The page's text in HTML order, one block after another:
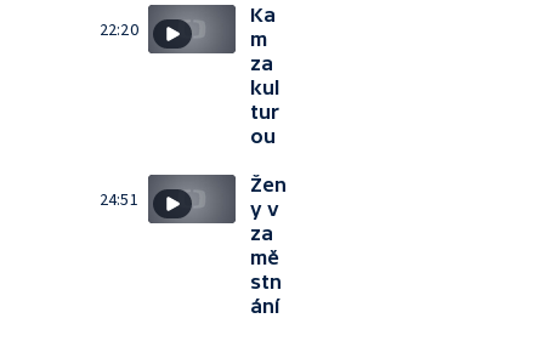
22:20
Ka
m
za
kul
tur
ou
24:51
Žen
y v
za
mě
stn
ání